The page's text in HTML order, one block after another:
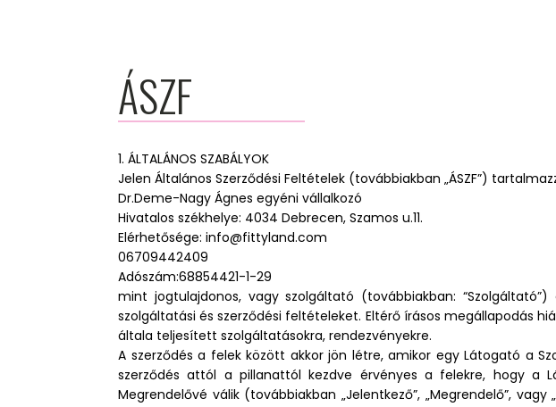
ÁSZF
1. ÁLTALÁNOS SZABÁLYOK
Jelen Általános Szerződési Feltételek (továbbiakban „ÁSZF”)
Dr.Deme-Nagy Ágnes egyéni vállalkozó
Hivatalos székhelye: 4034 Debrecen, Szamos u.11.
Elérhetősége: info@fittyland.com
06709442409
Adószám:68854421-1-29
mint jogtulajdonos, vagy szolgáltató (továbbiakban:
szolgáltatási és szerződési feltételeket. Eltérő írásos megállapodás
általa teljesített szolgáltatásokra, rendezvényekre.
A szerződés a felek között akkor jön létre, amikor egy Látogató a
szerződés attól a pillanattól kezdve érvényes a felekre, hogy a
Megrendelővé válik (továbbiakban „Jelentkező”, „Megrendelő”,